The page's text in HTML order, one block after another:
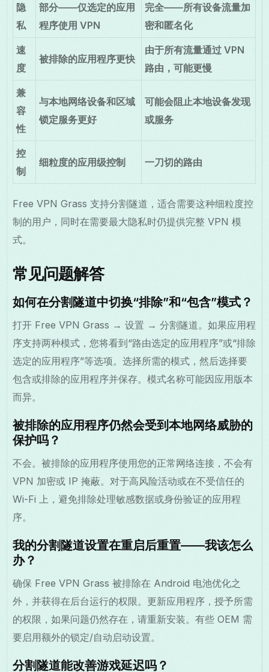
隐
私
部分——仅选定的应用
程序使用 VPN
完全——所有设备流量加
密和匿名化
速
度
被排除的应用程序更快
由于所有流量通过 VPN
路由，可能更慢
兼
容
性
与本地网络设备和区域
锁定服务更好
可能会阻止本地设备发现
或服务
控
制
细粒度的应用级控制 一刀切的路由
Free VPN Grass 支持分割隧道，适合需要这种细粒度控
制的用户，同时在需要最大隐私时仍提供完整 VPN 模
式。
常见问题解答
如何在分割隧道中切换“排除”和“包含”模式？
打开 Free VPN Grass → 设置 → 分割隧道。如果应用程
序支持两种模式，您将看到“路由选定的应用程序”或“排除
选定的应用程序”等选项。选择所需的模式，然后选择要
包含或排除的应用程序并保存。模式名称可能因应用版本
而异。
被排除的应用程序仍然会受到本地网络威胁的
保护吗？
不会。被排除的应用程序使用您的正常网络连接，不会有
VPN 加密或 IP 掩蔽。对于高风险活动或在不受信任的
Wi-Fi 上，避免排除处理敏感数据或身份验证的应用程
序。
我的分割隧道设置在重启后重置——我该怎么
办？
确保 Free VPN Grass 被排除在 Android 电池优化之
外，并获得在后台运行的权限。更新应用程序，授予所需
的权限，如果问题仍然存在，请重新安装。有些 OEM 需
要启用额外的锁定/自动启动设置。
分割隧道能改善游戏延迟吗？